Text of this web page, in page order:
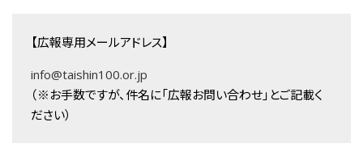
メディア掲載情報
プレスリリース
広報へのお問い合わせ
耐震住宅100%実⾏委員会
【広報専用メールアドレス】
info@taishin100.or.jp
（※お手数ですが、件名に「広報お問い合わせ」とご記載く
ださい）